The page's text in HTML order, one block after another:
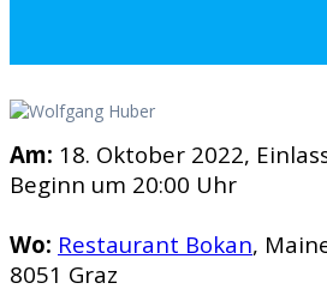
Am: 18. Oktober 2022,
Beginn um 20:00 Uhr
Wo: Restaurant Bokan,
8051 Graz